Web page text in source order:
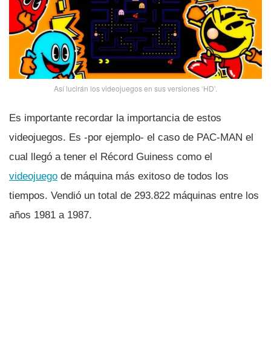
Así­ lucirán los videojuegos en sus versiones ‘HD’.
Es importante recordar la importancia de estos
videojuegos. Es -por ejemplo- el caso de PAC-MAN el
cual llegó a tener el Récord Guiness como el
videojuego de máquina más exitoso de todos los
tiempos. Vendió un total de 293.822 máquinas entre los
años 1981 a 1987.